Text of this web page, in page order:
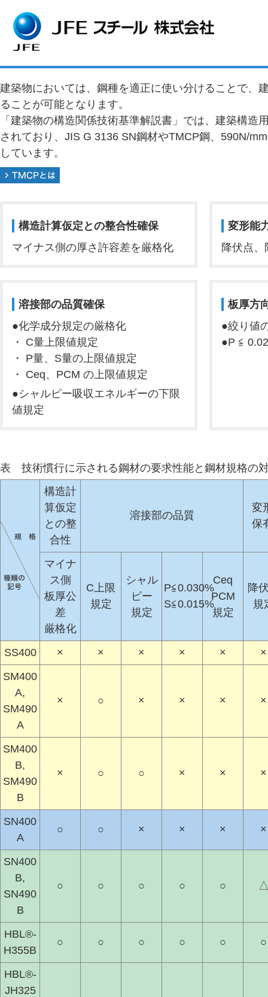
HOME
建築構造用鋼材の特徴
建築物においては、鋼種を適正に使い分けることで、
ることが可能となります。
「建築物の構造関係技術基準解説書」では、建築構造
されており、JIS G 3136 SN鋼材やTMCP鋼、590N/
しています。
構造計算仮定との整合性確保
マイナス側の厚さ許容差を厳格化
変形能
降伏点
溶接部の品質確保
●化学成分規定の厳格化
・ C量上限値規定
・ P量、S量の上限値規定
・ Ceq、PCM の上限値規定
●シャルピー吸収エネルギーの下限
値規定
板厚方
●絞り値
●P ≦
表 技術慣行に示される鋼材の要求性能と鋼材規格の
構造計
算仮定
との整
合性
溶接部の品質
変
保
マイナ
ス側
板厚公
差
厳格化
C上限
規定
シャル
ピー
規定
P≦0.030%
S≦0.015%
Ceq
PCM
規定
降
規
SS400 × × × × ×
×
SM400
A,
SM490
A
× ○ × × × ×
SM400
B,
SM490
B
× ○ ○ × × ×
SN400
A
○ ○ × × × ×
SN400
B,
SN490
B
○ ○ ○ ○ ○
HBL®-
H355B
○ ○ ○ ○ ○ ○
HBL®-
JH325